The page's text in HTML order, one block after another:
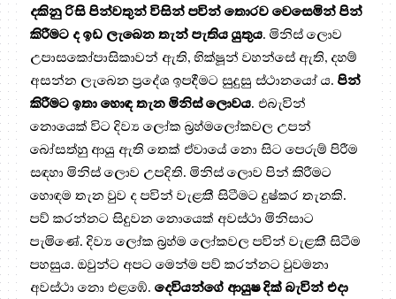
දකිනු රිසි පින්වතුන් විසින් පවින් තොරව වෙසෙමින් පින්
කිරීමට ද ඉඩ ලැබෙන තැන් පැතිය යුතුය. මිනිස් ලොව
උපාසකෝපාසිකාවන් ඇති, භික්ෂූන් වහන්සේ ඇති, දහම්
අසන්න ලැබෙන ප්‍රදේශ ඉපදීමට සුදුසු ස්ථානයෝ ය.පින්
කිරීමට ඉතා හොඳ තැන මිනිස් ලොවය. එබැවින්
නොයෙක් විට දිව්‍ය ලෝක බ්‍රහ්මලෝකවල උපන්
බෝසත්හු ආයු ඇති තෙක් ඒවායේ නො සිට පෙරුම් පිරීම
සඳහා මිනිස් ලොව උපදිති. මිනිස් ලොව පින් කිරීමට
හොඳම තැන වුව ද පවින් වැළකී සිටීමට දුෂ්කර තැනකි.
පව් කරන්නට සිදුවන නොයෙක් අවස්ථා මිනිසාට
පැමිණේ. දිව්‍ය ලෝක බ්‍රහ්ම ලෝකවල පවින් වැළකී සිටීම
පහසුය. ඔවුන්ට අපට මෙන්ම පව් කරන්නට වුවමනා
අවස්ථා නො එළඹේ.දෙවියන්ගේ ආයුෂ දික් බැවින් එදා